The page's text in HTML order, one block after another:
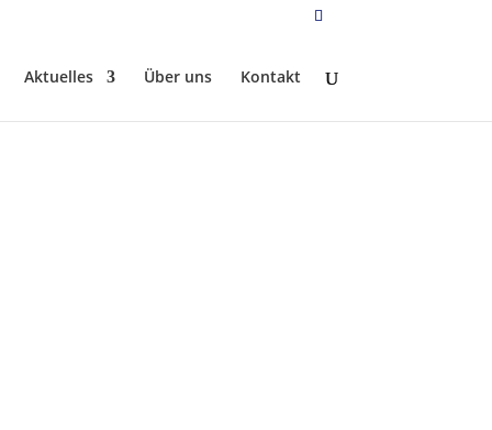
Aktuelles Über uns Kontakt